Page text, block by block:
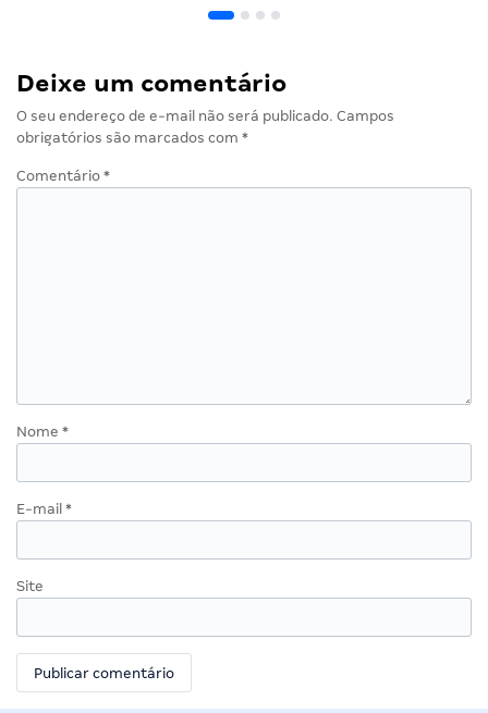
Deixe um comentário
O seu endereço de e-mail não será publicado. Campos
obrigatórios são marcados com *
Comentário *
Nome *
E-mail *
Site